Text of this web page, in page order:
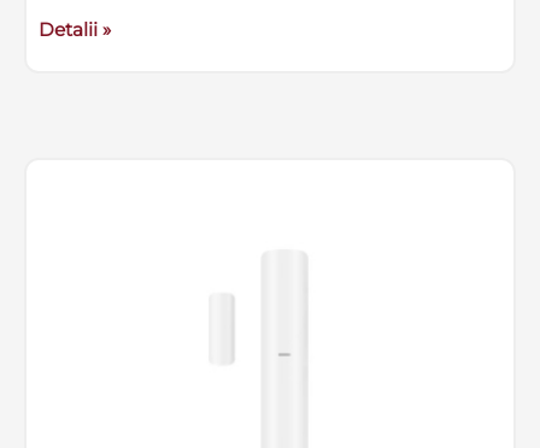
Detalii »